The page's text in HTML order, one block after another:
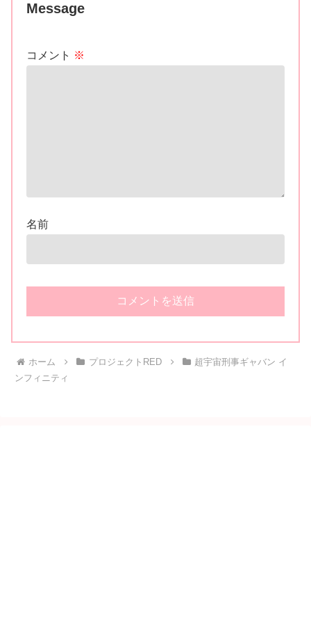
Message
コメント ※
名前
ホーム プロジェクトRED
超宇宙刑事ギャバン イ
ンフィニティ